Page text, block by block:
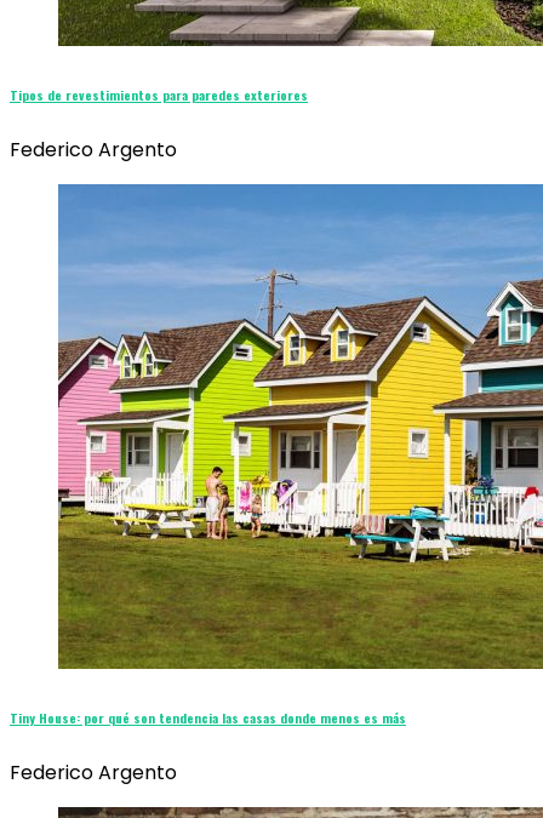
Tipos de revestimientos para paredes exteriores
Federico Argento
Tiny House: por qué son tendencia las casas donde menos es más
Federico Argento